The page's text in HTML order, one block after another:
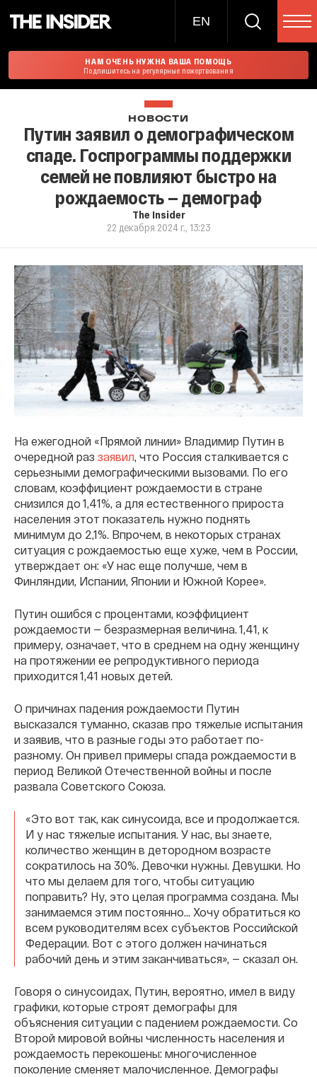
EN
НАМ ОЧЕНЬ НУЖНА ВАША ПОМОЩЬ
Подпишитесь на регулярные пожертвования
НОВОСТИ
Путин заявил о демографическом
спаде. Госпрограммы поддержки
семей не повлияют быстро на
рождаемость — демограф
The Insider
22 декабря 2024 г., 13:23
На ежегодной «Прямой линии» Владимир Путин в
очередной раз заявил, что Россия сталкивается с
серьезными демографическими вызовами. По его
словам, коэффициент рождаемости в стране
снизился до 1,41%, а для естественного прироста
населения этот показатель нужно поднять
минимум до 2,1%. Впрочем, в некоторых странах
ситуация с рождаемостью еще хуже, чем в России,
утверждает он: «У нас еще получше, чем в
Финляндии, Испании, Японии и Южной Корее».
Путин ошибся с процентами, коэффициент
рождаемости — безразмерная величина. 1,41, к
примеру, означает, что в среднем на одну женщину
на протяжении ее репродуктивного периода
приходится 1,41 новых детей.
О причинах падения рождаемости Путин
высказался туманно, сказав про тяжелые испытания
и заявив, что в разные годы это работает по-
разному. Он привел примеры спада рождаемости в
период Великой Отечественной войны и после
развала Советского Союза.
«Это вот так, как синусоида, все и продолжается.
И у нас тяжелые испытания. У нас, вы знаете,
количество женщин в детородном возрасте
сократилось на 30%. Девочки нужны. Девушки. Но
что мы делаем для того, чтобы ситуацию
поправить? Ну, это целая программа создана. Мы
занимаемся этим постоянно... Хочу обратиться ко
всем руководителям всех субъектов Российской
Федерации. Вот с этого должен начинаться
рабочий день и этим заканчиваться», — сказал он.
Говоря о синусоидах, Путин, вероятно, имел в виду
графики, которые строят демографы для
объяснения ситуации с падением рождаемости. Со
Второй мировой войны численность населения и
рождаемость перекошены: многочисленное
поколение сменяет малочисленное. Демографы